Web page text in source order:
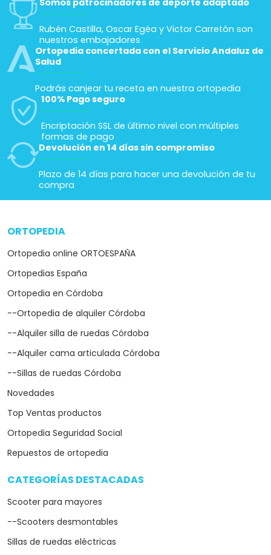
Somos patrocinadores de deporte adaptado
Rubén Castilla, Oscar Egéa y Victor Carretón son
nuestros embajadores
Ortopedia concertada con el Servicio Andaluz de
Salud
Podrás canjear tu receta en nuestra ortopedia
100% Pago seguro
Encriptación SSL de último nivel con múltiples
formas de pago
Devolución en 14 días sin compromiso
Plazo de 14 días para hacer una devolución de tu
compra
ORTOPEDIA
Ortopedia online ORTOESPAÑA
Ortopedias España
Ortopedia en Córdoba
--Ortopedia de alquiler Córdoba
--Alquiler silla de ruedas Córdoba
--Alquiler cama articulada Córdoba
--Sillas de ruedas Córdoba
Novedades
Top Ventas productos
Ortopedia Seguridad Social
Repuestos de ortopedia
CATEGORÍAS DESTACADAS
Scooter para mayores
--Scooters desmontables
Sillas de ruedas eléctricas